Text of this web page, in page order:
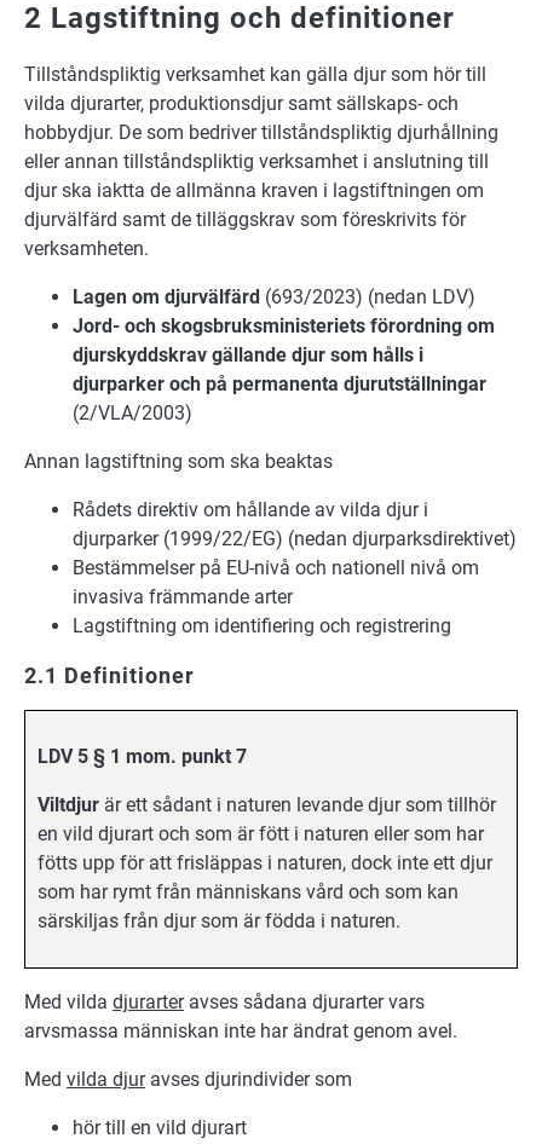
2 Lagstiftning och definitioner
Tillståndspliktig verksamhet kan gälla djur som hör till
vilda djurarter, produktionsdjur samt sällskaps- och
hobbydjur. De som bedriver tillståndspliktig djurhållning
eller annan tillståndspliktig verksamhet i anslutning till
djur ska iaktta de allmänna kraven i lagstiftningen om
djurvälfärd samt de tilläggskrav som föreskrivits för
verksamheten.
Lagen om djurvälfärd (693/2023) (nedan LDV)
Jord- och skogsbruksministeriets förordning om
djurskyddskrav gällande djur som hålls i
djurparker och på permanenta djurutställningar
(2/VLA/2003)
Annan lagstiftning som ska beaktas
Rådets direktiv om hållande av vilda djur i
djurparker (1999/22/EG) (nedan djurparksdirektivet)
Bestämmelser på EU-nivå och nationell nivå om
invasiva främmande arter
Lagstiftning om identifiering och registrering
2.1 Definitioner
LDV 5 § 1 mom. punkt 7
Viltdjur är ett sådant i naturen levande djur som tillhör
en vild djurart och som är fött i naturen eller som har
fötts upp för att frisläppas i naturen, dock inte ett djur
som har rymt från människans vård och som kan
särskiljas från djur som är födda i naturen.
Med vilda djurarteravses sådana djurarter vars
arvsmassa människan inte har ändrat genom avel.
Med vilda djuravses djurindivider som
hör till en vild djurart